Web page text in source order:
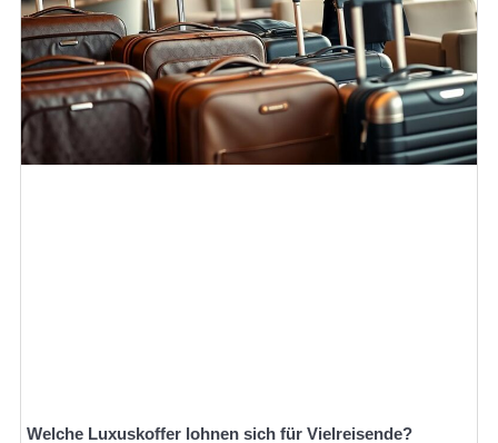
Welche Luxuskoffer lohnen sich für Vielreisende?